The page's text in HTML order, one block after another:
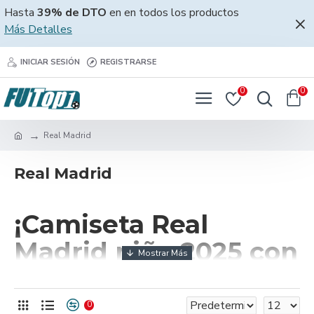
Hasta 39% de DTO en en todos los productos
Más Detalles
INICIAR SESIÓN REGISTRARSE
0 0
Real Madrid
Real Madrid
¡Camiseta Real
Madrid niño 2025 con
0